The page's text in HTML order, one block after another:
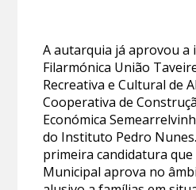
A autarquia já aprovou a
Filarmónica União
Recreativa e Cultural de
Cooperativa de
Económica
do Instituto Pedro
primeira candidatura que
Municipal aprova no